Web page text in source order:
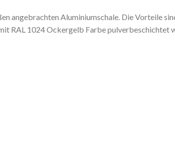
angebrachten Aluminiumschale. Die Vorteile
RAL 1024 Ockergelb Farbe pulverbeschichtet